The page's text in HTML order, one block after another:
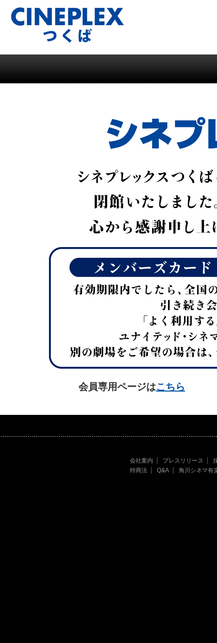
会員専用ページはこちら
会社案内 プレスリリース
特商法
Q&A 角川シネマ有